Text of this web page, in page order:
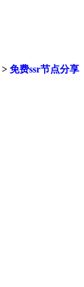
> 免费ssr节点分享